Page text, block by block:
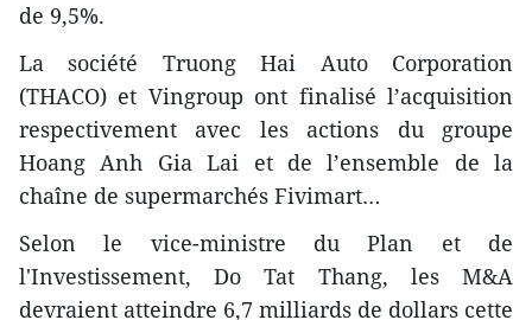
de 9,5%.
La société Truong Hai Auto Corporation
(THACO) et Vingroup ont finalisé l’acquisition
respectivement avec les actions du groupe
Hoang Anh Gia Lai et de l’ensemble de la
chaîne de supermarchés Fivimart…
Selon le vice-ministre du Plan et de
l'Investissement, Do Tat Thang, les M&A
devraient atteindre 6,7 milliards de dollars cette